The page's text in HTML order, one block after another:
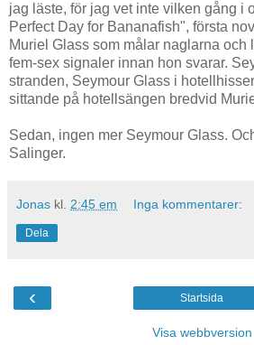
jag läste, för jag vet inte vilken gång i
Perfect Day for Bananafish", första
Muriel Glass som målar naglarna och
fem-sex signaler innan hon svarar.
stranden, Seymour Glass i
sittande på hotellsängen bredvid
Sedan, ingen mer Seymour Glass.
Salinger.
Jonas kl. 2:45 em Inga kommentarer:
Dela
‹ Startsida
Visa webbversion